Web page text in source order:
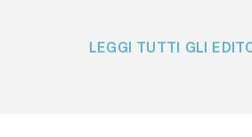
LEGGI TUTTI GLI